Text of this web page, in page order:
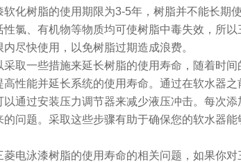
软化树脂的使用期限为3-5年，树脂并不能长期
性氯、有机物等物质均可使树脂中毒失效，所
尽快使用，以免树脂过期造成浪费。
采取一些措施来延长树脂的使用寿命，随着时
高性能并延长系统的使用寿命。通过在软水器
以通过安装压力调节器来减少液压冲击。每次
问题。采取这些步骤有助于确保您的软水器能
菱电泳漆树脂的使用寿命的相关问题，如果你